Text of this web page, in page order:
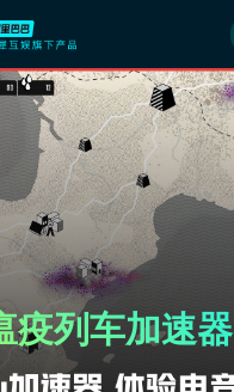
疫列车加速器